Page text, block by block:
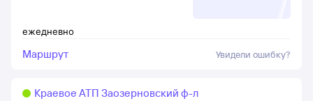
ежедневно
Маршрут Увидели ошибку?
Краевое АТП Заозерновский ф-л